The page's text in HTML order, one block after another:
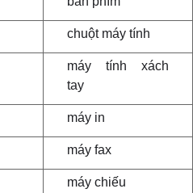
chuột máy tính
máy tính xách
tay
máy in
máy fax
máy chiếu